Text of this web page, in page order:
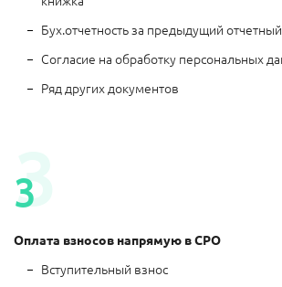
Бух.отчетность за предыдущий
Согласие на обработку персональных
Ряд других документов
3
3
Оплата взносов напрямую в СРО
Вступительный взнос